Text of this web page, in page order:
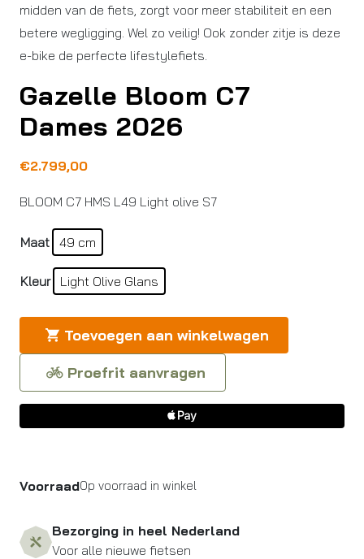
midden van de fiets, zorgt voor meer stabiliteit en een
betere wegligging. Wel zo veilig! Ook zonder zitje is deze
e-bike de perfecte lifestylefiets.
Gazelle Bloom C7
Dames 2026
€2.799,00
BLOOM C7 HMS L49 Light olive S7
Maat 49 cm
Kleur Light Olive Glans
Toevoegen aan winkelwagen
Proefrit aanvragen
VoorraadOp voorraad in winkel
Bezorging in heel Nederland
Voor alle nieuwe fietsen